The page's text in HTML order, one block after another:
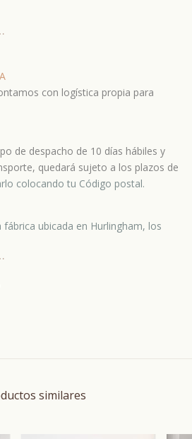
con logística propia para
de despacho de 10 días hábiles y
quedará sujeto a los plazos de
colocando tu Código postal.
ubicada en Hurlingham, los
similares